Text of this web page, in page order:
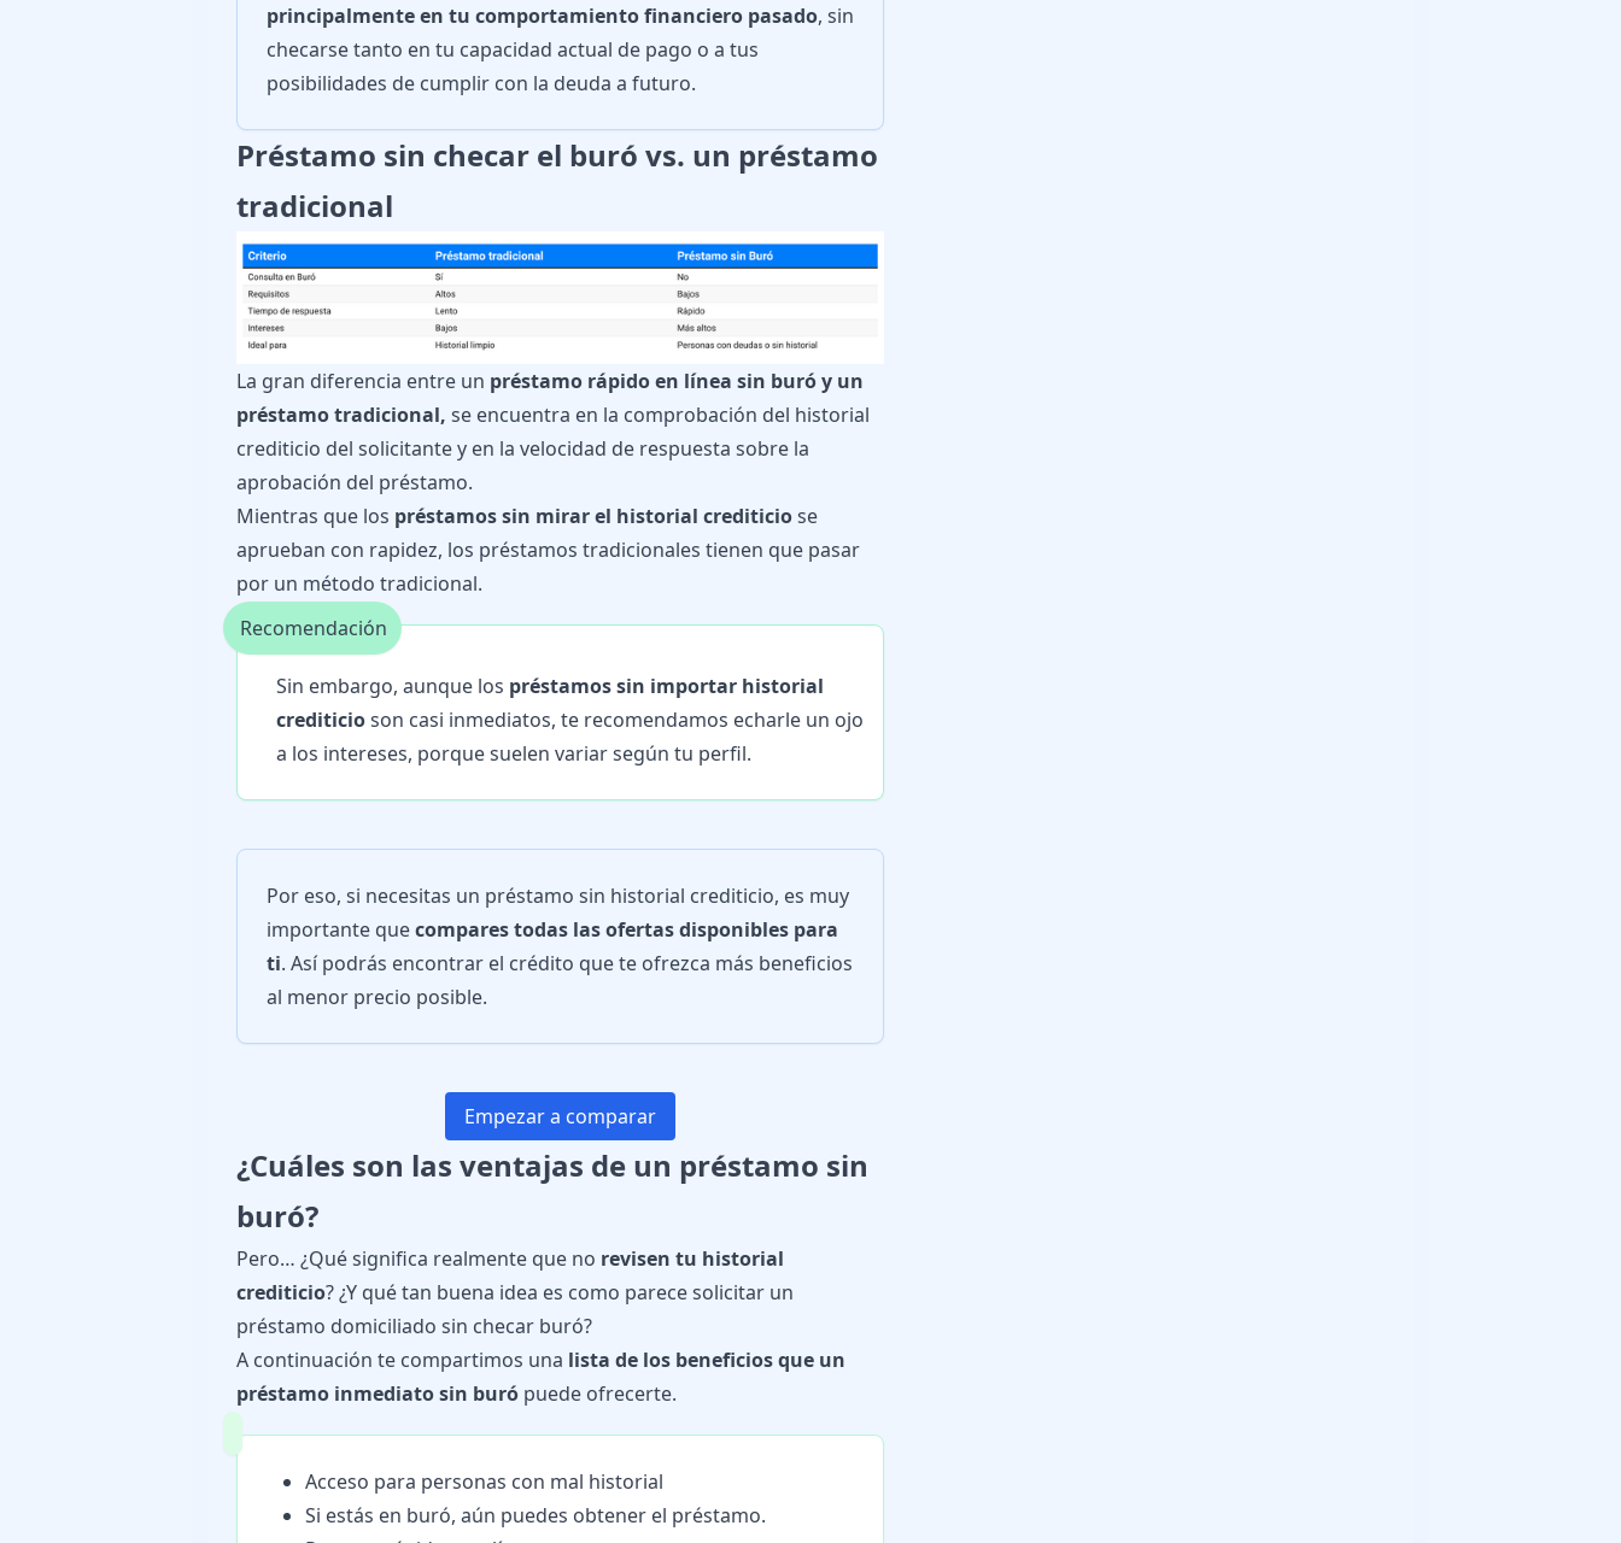
principalmente en tu comportamiento financiero pasado, sin
checarse tanto en tu capacidad actual de pago o a tus
posibilidades de cumplir con la deuda a futuro.
Préstamo sin checar el buró vs. un préstamo
tradicional
La gran diferencia entre un préstamo rápido en línea sin buró y un
préstamo tradicional, se encuentra en la comprobación del historial
crediticio del solicitante y en la velocidad de respuesta sobre la
aprobación del préstamo.
Mientras que los préstamos sin mirar el historial crediticiose
aprueban con rapidez, los préstamos tradicionales tienen que pasar
por un método tradicional.
Recomendación
Sin embargo, aunque los préstamos sin importar historial
crediticioson casi inmediatos, te recomendamos echarle un ojo
a los intereses, porque suelen variar según tu perfil.
Por eso, si necesitas un préstamo sin historial crediticio, es muy
importante quecompares todas las ofertas disponibles para
ti. Así podrás encontrar el crédito que te ofrezca más beneficios
al menor precio posible.
Empezar a comparar
¿Cuáles son las ventajas de un préstamo sin
buró?
Pero… ¿Qué significa realmente que no revisen tu historial
crediticio? ¿Y qué tan buena idea es como parece solicitar un
préstamo domiciliado sin checar buró?
A continuación te compartimos una lista de los beneficios que un
préstamo inmediato sin buró puede ofrecerte.
Acceso para personas con mal historial
Si estás en buró, aún puedes obtener el préstamo.